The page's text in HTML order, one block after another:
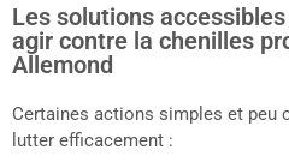
Les solutions
agir contre la chenilles
Allemond
Certaines actions simples et peu
lutter efficacement :